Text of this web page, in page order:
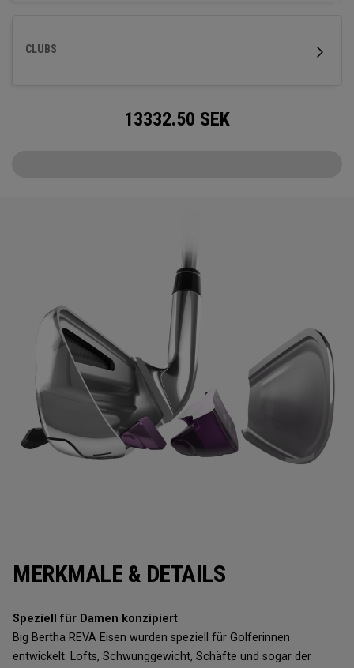
CLUBS
13332.50 SEK
MERKMALE & DETAILS
Speziell für Damen konzipiert
Big Bertha REVA Eisen wurden speziell für Golferinnen
entwickelt. Lofts, Schwunggewicht, Schäfte und sogar der